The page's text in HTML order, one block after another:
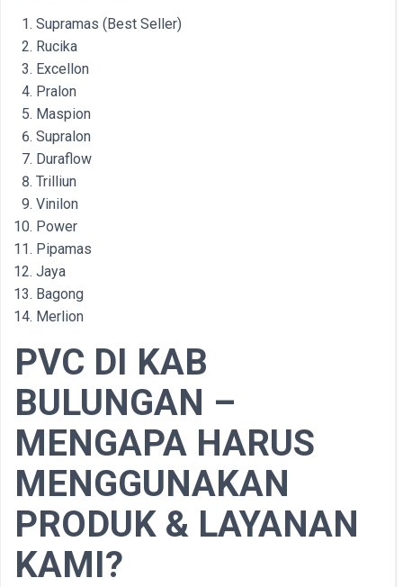
Supramas (Best Seller)
Rucika
Excellon
Pralon
Maspion
Supralon
Duraflow
Trilliun
Vinilon
Power
Pipamas
Jaya
Bagong
Merlion
PVC DI KAB
BULUNGAN –
MENGAPA HARUS
MENGGUNAKAN
PRODUK & LAYANAN
KAMI?